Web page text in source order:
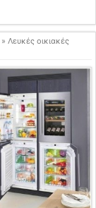
» Λευκές οικιακές